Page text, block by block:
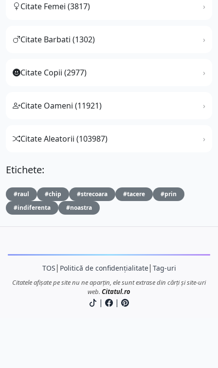
Citate Femei (3817)
Citate Barbati (1302)
Citate Copii (2977)
Citate Oameni (11921)
Citate Aleatorii (103987)
Etichete:
#raul #chip #strecoara #tacere
#prin
#indiferenta
#noastra
TOS Politică de confidențialitate│ Tag-uri
Citatele afișate pe site nu ne aparțin, ele sunt extrase din cărți și site-uri
web. Citatul.ro
| |